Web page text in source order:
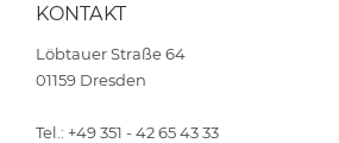
KONTAKT
Löbtauer Straße 64
01159 Dresden
Tel.: +49 351 - 42 65 43 33